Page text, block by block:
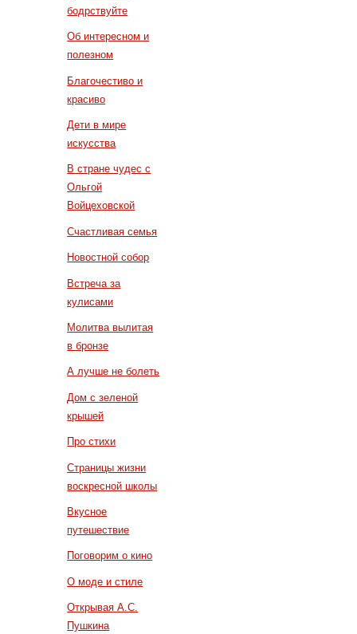
бодрствуйте
Об интересном и
полезном
Благочестиво и
красиво
Дети в мире
искусства
В стране чудес с
Ольгой
Войцеховской
Счастливая семья
Новостной собор
Встреча за
кулисами
Молитва вылитая
в бронзе
А лучше не болеть
Дом с зеленой
крышей
Про стихи
Страницы жизни
воскресной школы
Вкусное
путешествие
Поговорим о кино
О моде и стиле
Открывая А.С.
Пушкина